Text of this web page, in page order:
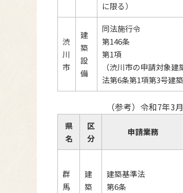
に限る）
渋
川
市
建
築
設
備
同法施行令
第146条
第1項
（渋川市の申請対象
法第6条第1項第3号建築
（参考）令和7年
県
名
区
分
申請業務
群
馬
建
築
建築基準法
第6条